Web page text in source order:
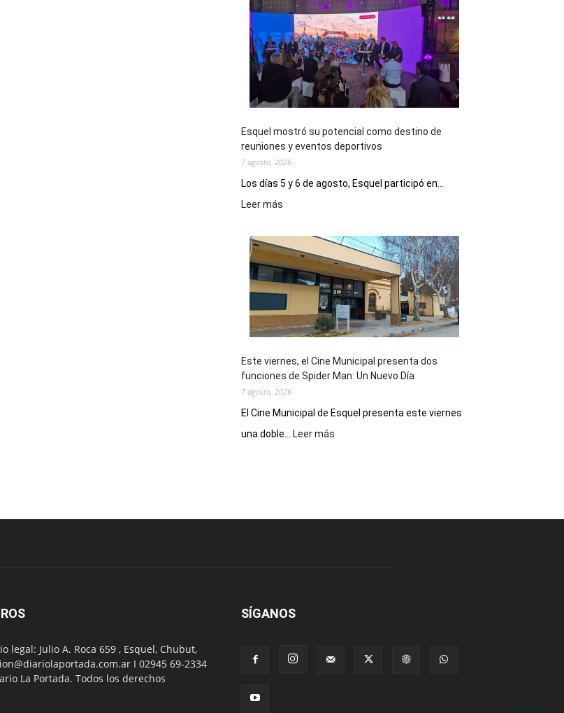
Esquel mostró su potencial como destino de
reuniones y eventos deportivos
7 agosto, 2026
Los días 5 y 6 de agosto, Esquel participó en...
Leer más
su
potencial
como
destino
de
reuniones
y
deportivos
Este viernes, el Cine Municipal presenta dos
funciones de Spider Man: Un Nuevo Día
7 agosto, 2026
El Cine Municipal de Esquel presenta este viernes
una doble...
Leer más
presenta
legal: Julio A. Roca 659 , Esquel, Chubut,
I 02945 69-2334
La Portada. Todos los derechos
SÍGANOS